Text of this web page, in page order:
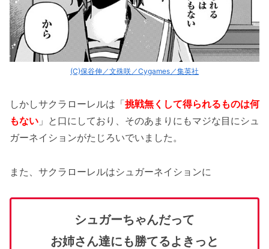
(C)保谷伸／文殊咲／Cygames／集英社
しかしサクラローレルは「挑戦無くして得られるものは何
もない 」と口にしており、そのあまりにもマジな目にシュ
ガーネイションがたじろいでいました。
また、サクラローレルはシュガーネイションに
シュガーちゃんだって
お姉さん達にも勝てるよきっと